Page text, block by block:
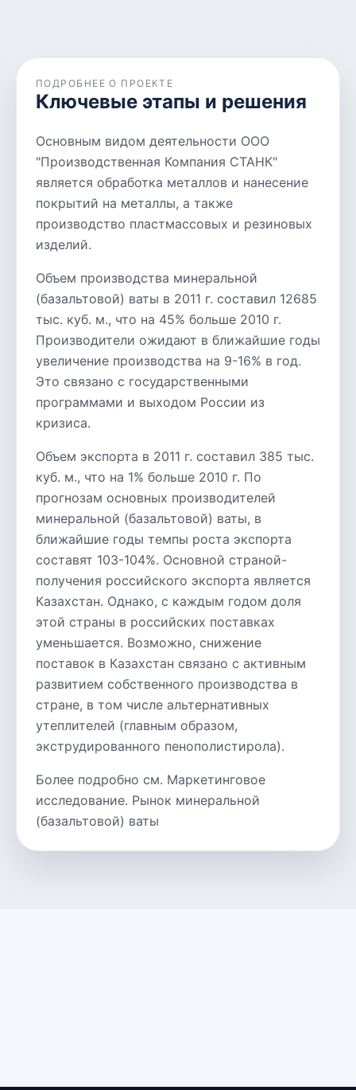
ПОДРОБНЕЕ О ПРОЕКТЕ
Ключевые этапы и решения
Основным видом деятельности ООО
"Производственная Компания СТАНК"
является обработка металлов и нанесение
покрытий на металлы, а также
производство пластмассовых и резиновых
изделий.
Объем производства минеральной
(базальтовой) ваты в 2011 г. составил 12685
тыс. куб. м., что на 45% больше 2010 г.
Производители ожидают в ближайшие годы
увеличение производства на 9-16% в год.
Это связано с государственными
программами и выходом России из
кризиса.
Объем экспорта в 2011 г. составил 385 тыс.
куб. м., что на 1% больше 2010 г. По
прогнозам основных производителей
минеральной (базальтовой) ваты, в
ближайшие годы темпы роста экспорта
составят 103-104%. Основной страной-
получения российского экспорта является
Казахстан. Однако, с каждым годом доля
этой страны в российских поставках
уменьшается. Возможно, снижение
поставок в Казахстан связано с активным
развитием собственного производства в
стране, в том числе альтернативных
утеплителей (главным образом,
экструдированного пенополистирола).
Более подробно см. Маркетинговое
исследование. Рынок минеральной
(базальтовой) ваты